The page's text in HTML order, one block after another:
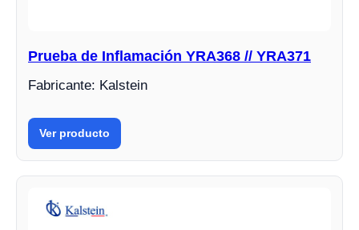
Prueba de Inflamación YRA368 // YRA371
Fabricante: Kalstein
Ver producto